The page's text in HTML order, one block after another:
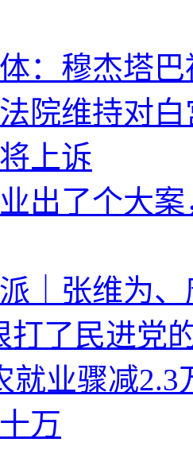
：穆杰塔
院维持对
上诉
出了个大
｜张维为
打了民进党
就业骤减
万